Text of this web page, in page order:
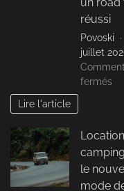
réussi
Povoski
juillet
fermés
:
les
Lire l'article
Location
le
mode